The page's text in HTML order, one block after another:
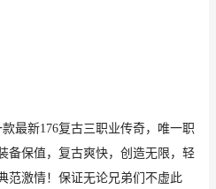
最新176复古三职业传奇，唯一职
备保值，复古爽快，创造无限，轻
范激情！保证无论兄弟们不虚此